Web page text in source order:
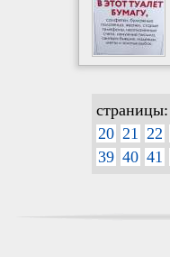
страницы:
20 21 22
39 40 41